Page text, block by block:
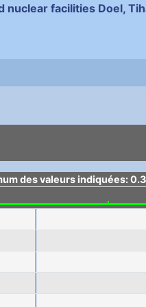
facilities Doel,
des valeurs indiquées: